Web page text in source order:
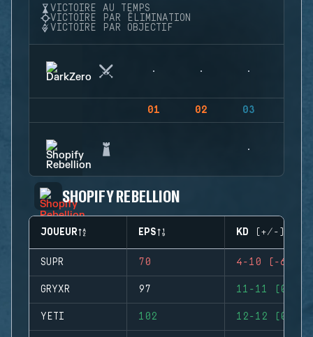
VICTOIRE AU TEMPS
VICTOIRE PAR ÉLIMINATION
VICTOIRE PAR OBJECTIF
01 02 03
SHOPIFY REBELLION
JOUEUR EPS KD (+/-)
SUPR 70 4-10 (-6)
GRYXR 97 11-11 (0)
YETI 102 12-12 (0)